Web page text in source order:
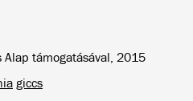
Alap támogatásával, 2015
giccs